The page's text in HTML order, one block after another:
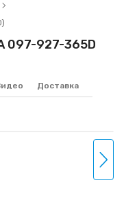
927-365D
Доставка